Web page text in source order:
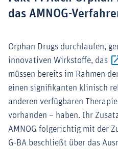
das AMNOG-
Orphan Drugs durchlaufen,
innovativen Wirkstoffe, das
müssen bereits im Rahmen
einen signifikanten klinisch
anderen verfügbaren
vorhanden – haben. Ihr
AMNOG folgerichtig mit der
G-BA beschließt über das